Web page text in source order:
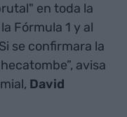
en toda la
Fórmula 1 y al
se confirmara la
avisa
David